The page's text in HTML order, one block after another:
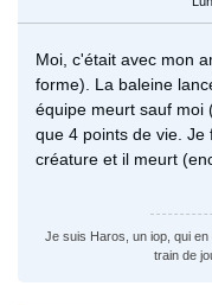
Moi, c'était avec mon
forme). La baleine
équipe meurt sauf moi
que 4 points de vie. Je
créature et il meurt
Je suis Haros, un iop, qui
train de